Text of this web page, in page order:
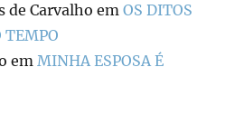
de Carvalho emOS DITOS
TEMPO
emMINHA ESPOSA É